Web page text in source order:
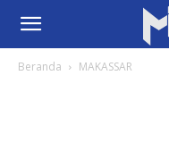
Beranda MAKASSAR